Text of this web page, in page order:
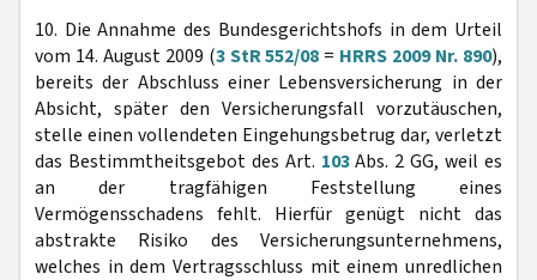
10. Die Annahme des Bundesgerichtshofs in dem Urteil
vom 14. August 2009 (3 StR 552/08 = HRRS 2009 Nr. 890),
bereits der Abschluss einer Lebensversicherung in der
Absicht, später den Versicherungsfall vorzutäuschen,
stelle einen vollendeten Eingehungsbetrug dar, verletzt
das Bestimmtheitsgebot des Art. 103Abs. 2 GG, weil es
an der tragfähigen Feststellung eines
Vermögensschadens fehlt. Hierfür genügt nicht das
abstrakte Risiko des Versicherungsunternehmens,
welches in dem Vertragsschluss mit einem unredlichen